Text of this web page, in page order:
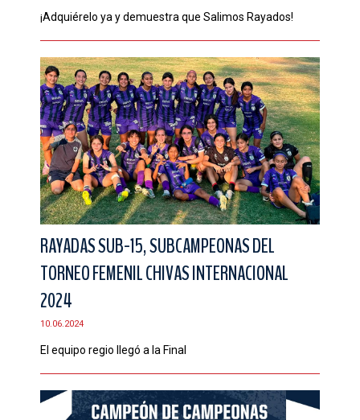
¡Adquiérelo ya y demuestra que Salimos Rayados!
RAYADAS SUB-15, SUBCAMPEONAS DEL
TORNEO FEMENIL CHIVAS INTERNACIONAL
2024
10.06.2024
El equipo regio llegó a la Final